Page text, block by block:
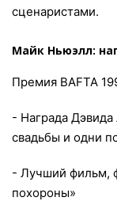
сценаристами.
Майк Ньюэлл:
Премия BAFTA
- Награда
свадьбы и одни
- Лучший фильм,
похороны»